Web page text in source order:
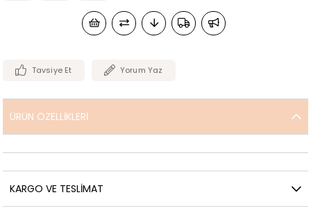
Tavsiye Et Yorum Yaz
ÜRÜN ÖZELLIKLERI
KARGO VE TESLIMAT